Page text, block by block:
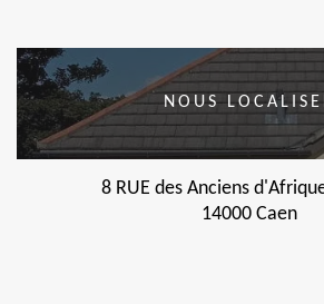
NOUS
8 RUE des Anciens
14000 Caen